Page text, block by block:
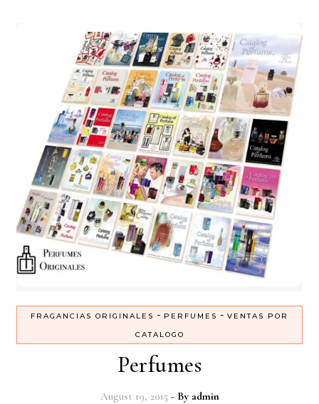
FRAGANCIAS ORIGINALES - PERFUMES - VENTAS POR
CATALOGO
Perfumes
August 19, 2015 - By admin